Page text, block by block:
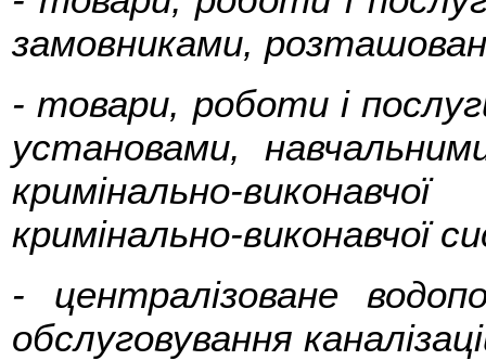
замовниками,
- товари, роботи і
установами,
кримінально-
кримінально-виконавчої
- централізоване
обслуговування